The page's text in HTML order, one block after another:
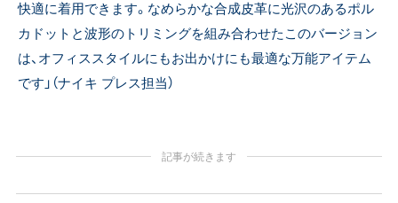
快適に着用できます。なめらかな合成皮革に光沢のあるポル
カドットと波形のトリミングを組み合わせたこのバージョン
は、オフィススタイルにもお出かけにも最適な万能アイテム
です」（ナイキ プレス担当）
記事が続きます